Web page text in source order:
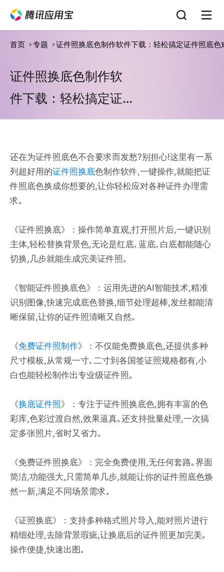
首页 专题 证件照换底色制作软件下载：轻松搞定证件照底色
证件照换底色制作软
件下载：轻松搞定证
件照底色难题
还在为证件照底色不合要求而发愁?别担心!这里有一系
列超好用的证件照换底色制作软件,一键操作,就能把证
件照底色换成你想要的,让你轻松应对各种证件办理需
求｡
《证件照换底》：操作简单直观,打开照片后,一键识别
主体,轻松替换背景色,无论是红底､蓝底､白底都能随心
切换,几步就能生成完美证件照｡
《智能证件照换底色》：运用先进的AI智能技术,精准
识别图像,快速完成底色替换,细节处理超棒,发丝都能清
晰保留,让你的证件照清晰又自然｡
《免费证件照制作》：不仅能免费换底色,还提供多种
尺寸模板,从常规一寸､二寸到各国签证照规格都有,小
白也能轻松制作出专业级证件照｡
《换底证件照》：专注于证件照换底色,拥有丰富的色
彩库,色彩过渡自然,效果逼真｡还支持批量处理,一次搞
定多张照片,省时又省力｡
《免费证件照换底》：完全免费使用,无任何套路｡界面
简洁,功能强大,只需简单几步,就能让你的证件照底色焕
然一新,满足不同场景需求｡
《证照换底》：支持多种格式照片导入,能对照片进行
精细处理,去除背景瑕疵,让换底后的证件照更加完美｡
操作便捷,快速出图｡